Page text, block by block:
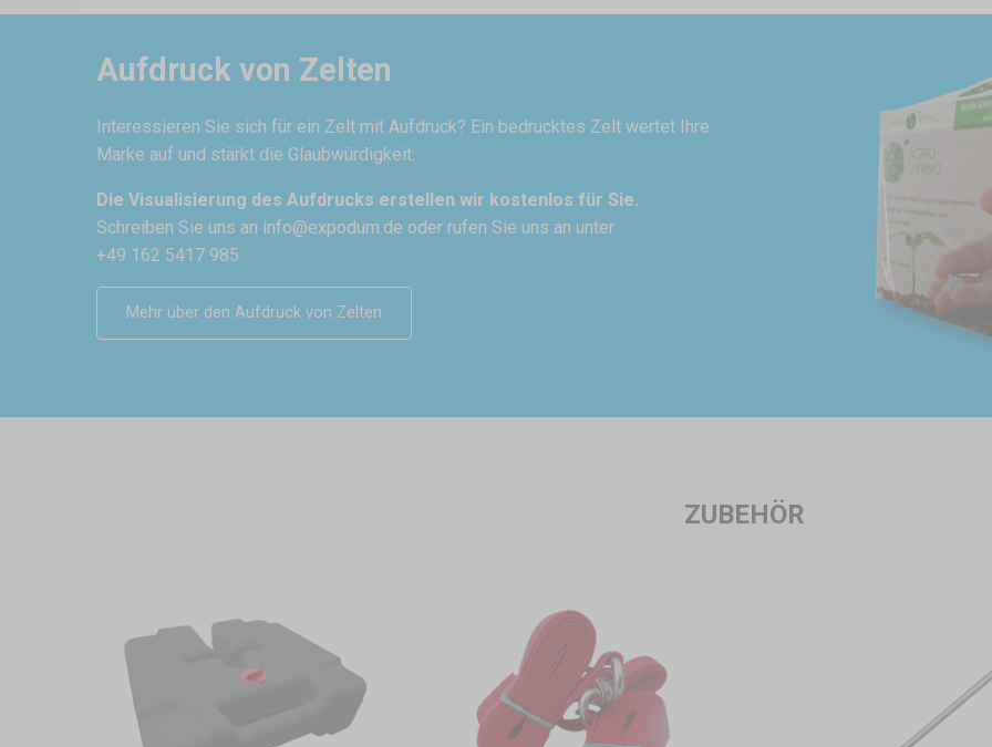
Aufdruck von Zelten
Interessieren Sie sich für ein Zelt mit Aufdruck? Ein bedrucktes Zelt wertet Ihre
Marke auf und stärkt die Glaubwürdigkeit.
Die Visualisierung des Aufdrucks erstellen wir kostenlos für Sie.
Schreiben Sie uns an info@expodum.de oder rufen Sie uns an unter
+49 162 5417 985
Mehr über den Aufdruck von Zelten
ZUBEHÖR